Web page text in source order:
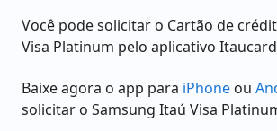
Você pode solicitar o Cartão de
Visa Platinum pelo aplicativo
Baixe agora o app para iPhone ou
solicitar o Samsung Itaú Visa